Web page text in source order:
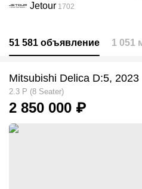
Jetour 1702
51 581 объявление 1 051
Mitsubishi Delica D:5, 2023
2.3 P (8 Seater)
2 850 000 ₽